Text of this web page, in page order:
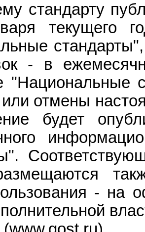
стандарту
текущего
- в
"Национальные
отмены
будет
- на